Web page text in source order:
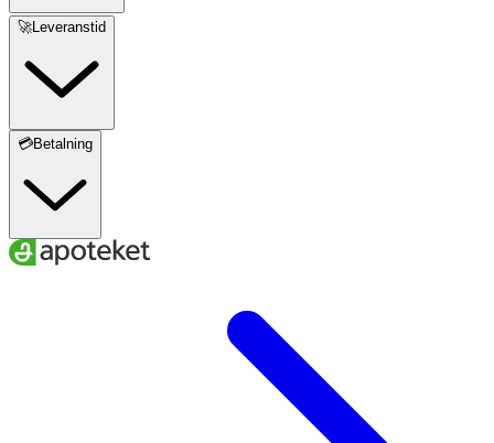
🚀Leveranstid
💳Betalning